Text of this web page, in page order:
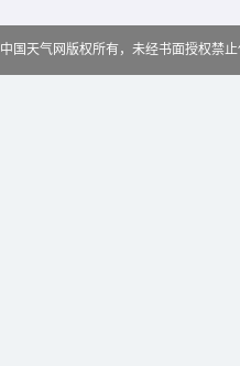
中国天气网版权所有，未经书面授权